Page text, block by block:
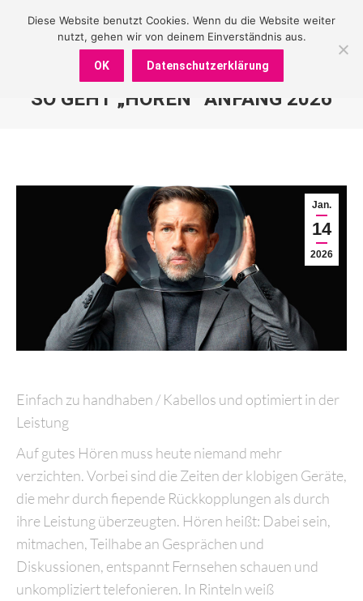
SO GEHT „HÖREN“ ANFANG 2026
Jan.
14
2026
Einfach zu handhaben / Kabellos und optimiert in der
Leistung
Auf gutes Hören muss heute niemand mehr
verzichten. Vorbei sind die Zeiten der klobigen Geräte,
die mehr durch fiepende Rückkopplungen als durch
ihre Leistung überzeugten. Hören heißt: Dabei sein,
mitmachen, Teilhabe an Gesprächen und
Diskussionen, entspannt Fernsehen schauen und
unkompliziert telefonieren. In Rinteln weiß
Diese Website benutzt Cookies. Wenn du die Website weiter
nutzt, gehen wir von deinem Einverständnis aus.
OK Datenschutzerklärung